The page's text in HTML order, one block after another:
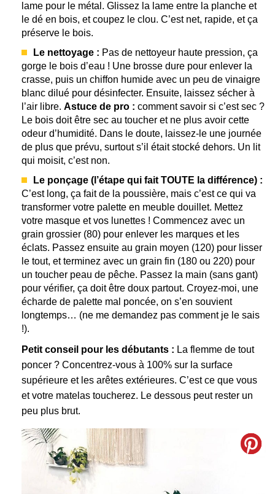
lame pour le métal. Glissez la lame entre la planche et
le dé en bois, et coupez le clou. C’est net, rapide, et ça
préserve le bois.
Le nettoyage : Pas de nettoyeur haute pression, ça
gorge le bois d’eau ! Une brosse dure pour enlever la
crasse, puis un chiffon humide avec un peu de vinaigre
blanc dilué pour désinfecter. Ensuite, laissez sécher à
l’air libre. Astuce de pro : comment savoir si c’est sec ?
Le bois doit être sec au toucher et ne plus avoir cette
odeur d’humidité. Dans le doute, laissez-le une journée
de plus que prévu, surtout s’il était stocké dehors. Un lit
qui moisit, c’est non.
Le ponçage (l’étape qui fait TOUTE la différence) :
C’est long, ça fait de la poussière, mais c’est ce qui va
transformer votre palette en meuble douillet. Mettez
votre masque et vos lunettes ! Commencez avec un
grain grossier (80) pour enlever les marques et les
éclats. Passez ensuite au grain moyen (120) pour lisser
le tout, et terminez avec un grain fin (180 ou 220) pour
un toucher peau de pêche. Passez la main (sans gant)
pour vérifier, ça doit être doux partout. Croyez-moi, une
écharde de palette mal poncée, on s’en souvient
longtemps… (ne me demandez pas comment je le sais
!).
Petit conseil pour les débutants : La flemme de tout
poncer ? Concentrez-vous à 100% sur la surface
supérieure et les arêtes extérieures. C’est ce que vous
et votre matelas toucherez. Le dessous peut rester un
peu plus brut.